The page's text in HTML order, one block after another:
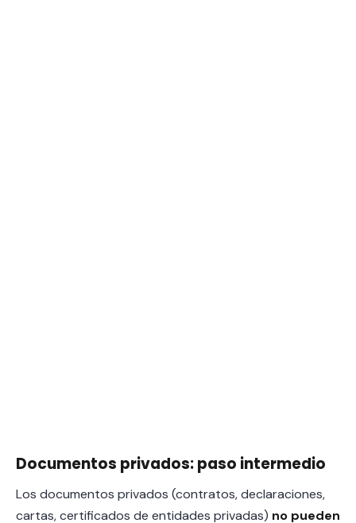
Documentos privados: paso intermedio
Los documentos privados (contratos, declaraciones,
cartas, certificados de entidades privadas) no pueden